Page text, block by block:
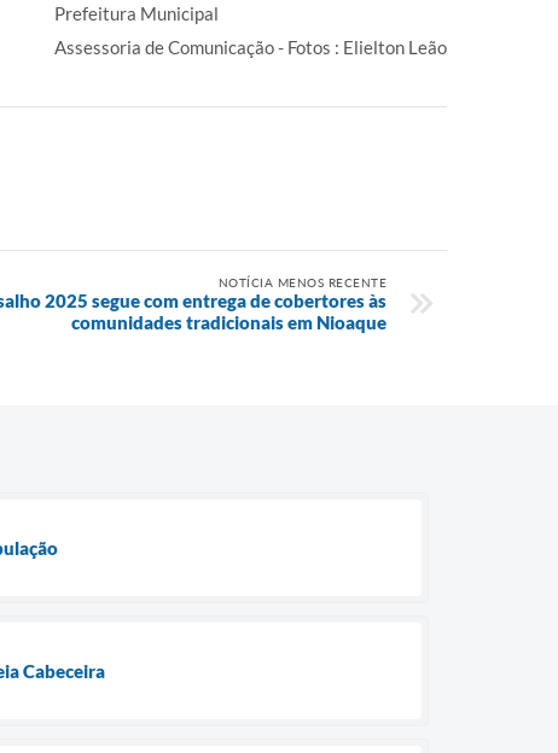
Prefeitura Municipal
Assessoria de Comunicação - Fotos : Elielton Leão
NOTÍCIA MENOS RECENTE
2025 segue com entrega de cobertores às
comunidades tradicionais em Nioaque
Cabeceira